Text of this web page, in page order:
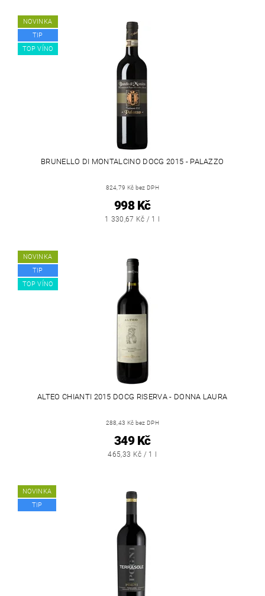
NOVINKA
TIP
TOP VÍNO
BRUNELLO DI MONTALCINO DOCG 2015 - PALAZZO
824,79 Kč bez DPH
998 Kč
1 330,67 Kč / 1 l
NOVINKA
TIP
TOP VÍNO
ALTEO CHIANTI 2015 DOCG RISERVA - DONNA LAURA
288,43 Kč bez DPH
349 Kč
465,33 Kč / 1 l
NOVINKA
TIP